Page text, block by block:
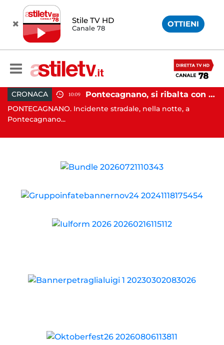
Stile TV HD
Canale 78 OTTIENI
CRONACA 10:09 Pontecagnano, si ribalta con l'auto alla rotatoria: giovane ferito
PONTECAGNANO. Incidente stradale, nella notte, a
Pontecagnano...